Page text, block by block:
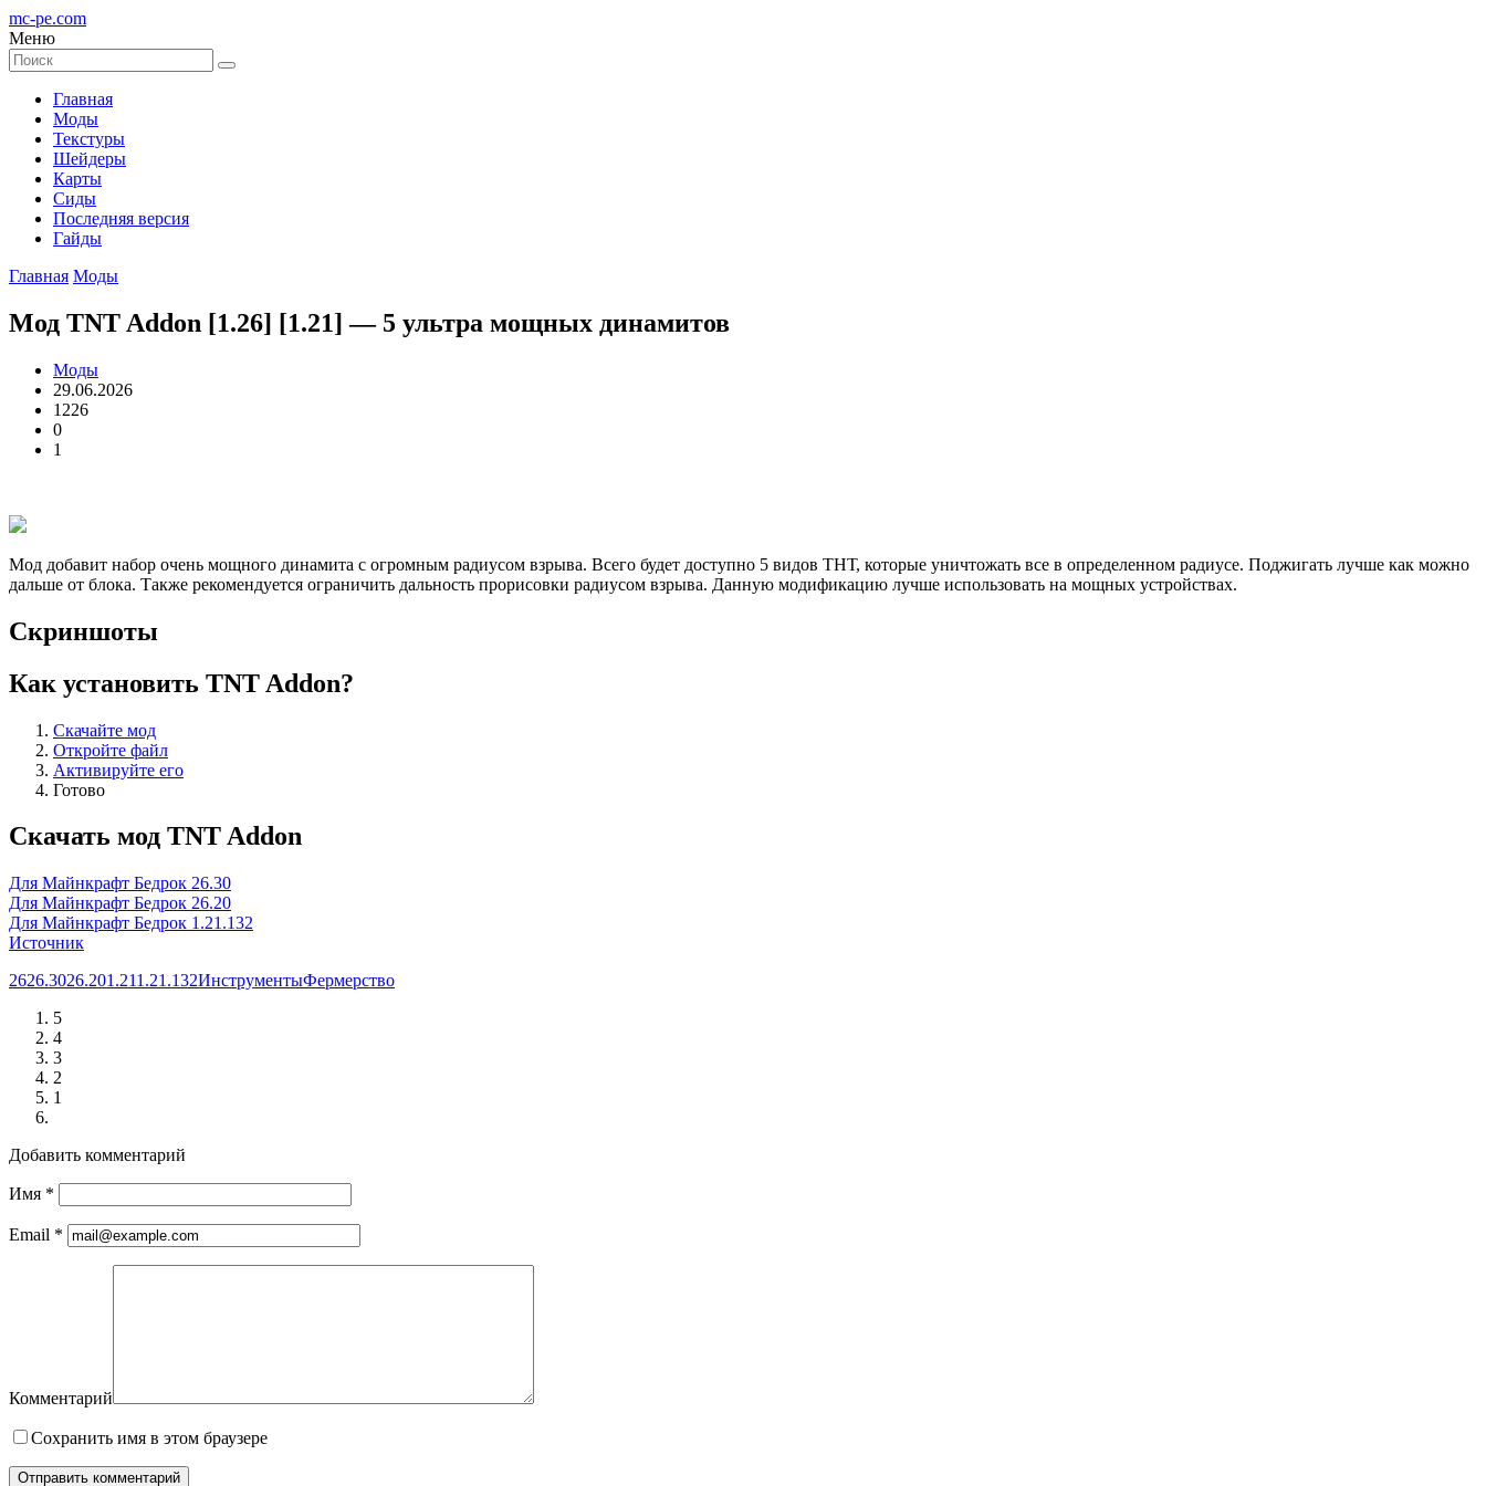
mc-pe.com
Меню
Главная
Моды
Текстуры
Шейдеры
Карты
Сиды
Последняя версия
Гайды
Главная Моды
Мод TNT Addon [1.26] [1.21] — 5 ультра мощных динамитов
Моды
29.06.2026
1226
0
1
Мод добавит набор очень мощного динамита с огромным радиусом взрыва. Всего будет доступно 5 видов ТНТ, которые уничтожать все в определенном радиусе. Поджигать лучше как можно
дальше от блока. Также рекомендуется ограничить дальность прорисовки радиусом взрыва. Данную модификацию лучше использовать на мощных устройствах.
Скриншоты
Как установить TNT Addon?
Скачайте мод
Откройте файл
Активируйте его
Готово
Скачать мод TNT Addon
Для Майнкрафт Бедрок 26.30
Для Майнкрафт Бедрок 26.20
Для Майнкрафт Бедрок 1.21.132
Источник
2626.3026.201.211.21.132ИнструментыФермерство
5
4
3
2
1
Добавить комментарий
Имя *
Email *
Комментарий
Сохранить имя в этом браузере